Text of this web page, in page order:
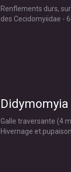
Renflements durs,
des Cecidomyiidae -
Galle traversante (4
Hivernage et